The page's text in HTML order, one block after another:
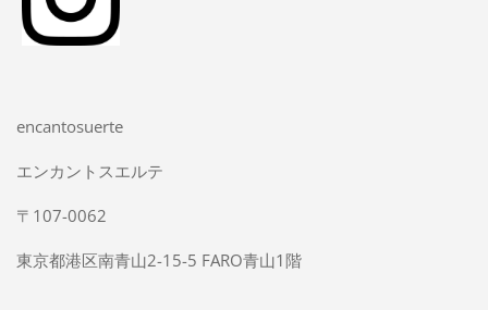
encantosuerte
エンカントスエルテ
〒107-0062
東京都港区南青山2-15-5 FARO青山1階